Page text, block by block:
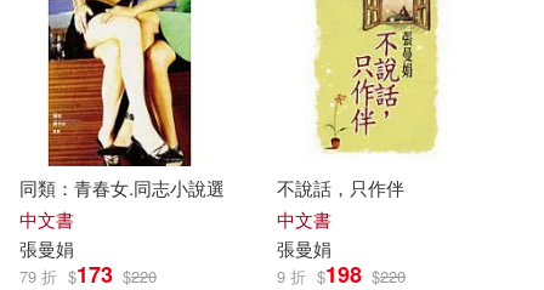
同類：青春女.同志小說選
中文書
張曼娟
79 折 $173 $220
不說話，只作伴
中文書
張曼娟
9 折 $198 $220